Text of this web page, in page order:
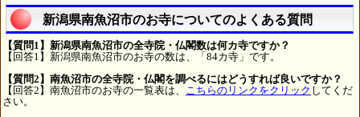
新潟県南魚沼市のお寺についてのよくある質問
【質問1】新潟県南魚沼市の全寺院・仏閣数は何カ寺ですか？
【回答1】新潟県南魚沼市のお寺の数は、「84カ寺」です。
【質問2】南魚沼市の全寺院・仏閣を調べるにはどうすれば良いですか？
【回答2】南魚沼市のお寺の一覧表は、 こちらのリンクをクリック してくだ
さい。